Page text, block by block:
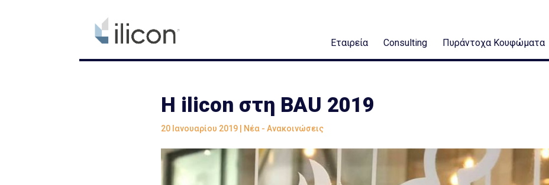
Εταιρεία Consulting Πυράντοχα Κουφώματα
Η ilicon στη BAU 2019
20 Ιανουαρίου 2019 Νέα - Ανακοινώσεις